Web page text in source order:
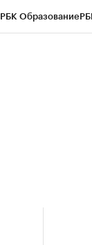
РБК Образование